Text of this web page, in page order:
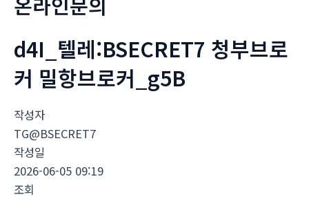
d4I_텔레:BSECRET7 청부브로
커 밀항브로커_g5B
작성자
TG@BSECRET7
작성일
2026-06-05 09:19
조회